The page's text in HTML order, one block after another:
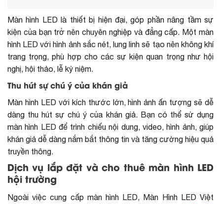
Màn hình LED là thiết bị hiện đại, góp phần nâng tầm sự
kiện của bạn trở nên chuyên nghiệp và đẳng cấp. Một màn
hình LED với hình ảnh sắc nét, lung linh sẽ tạo nên không khí
trang trọng, phù hợp cho các sự kiện quan trọng như hội
nghị, hội thảo, lễ kỷ niệm.
Thu hút sự chú ý của khán giả
Màn hình LED với kích thước lớn, hình ảnh ấn tượng sẽ dễ
dàng thu hút sự chú ý của khán giả. Bạn có thể sử dụng
màn hình LED để trình chiếu nội dung, video, hình ảnh, giúp
khán giả dễ dàng nắm bắt thông tin và tăng cường hiệu quả
truyền thông.
Dịch vụ lắp đặt và cho thuê màn hình LED
hội trường
Ngoài việc cung cấp màn hình LED, Màn Hình LED Việt